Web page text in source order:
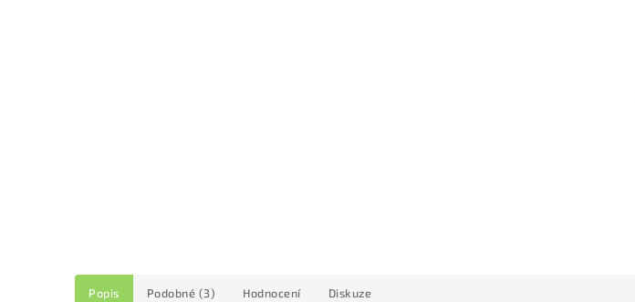
Popis Podobné (3) Hodnocení Diskuze